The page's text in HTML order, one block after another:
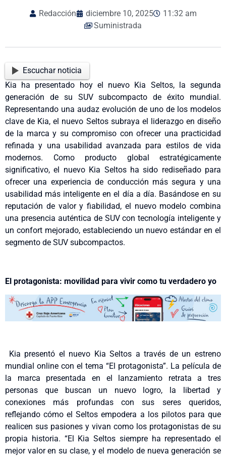
Redacción diciembre 10, 2025
11:32 am
Suministrada
Escuchar noticia
Kia ha presentado hoy el nuevo Kia Seltos, la segunda
generación de su SUV subcompacto de éxito mundial.
Representando una audaz evolución de uno de los modelos
clave de Kia, el nuevo Seltos subraya el liderazgo en diseño
de la marca y su compromiso con ofrecer una practicidad
refinada y una usabilidad avanzada para estilos de vida
modernos. Como producto global estratégicamente
significativo, el nuevo Kia Seltos ha sido rediseñado para
ofrecer una experiencia de conducción más segura y una
usabilidad más inteligente en el día a día. Basándose en su
reputación de valor y fiabilidad, el nuevo modelo combina
una presencia auténtica de SUV con tecnología inteligente y
un confort mejorado, estableciendo un nuevo estándar en el
segmento de SUV subcompactos.
El protagonista: movilidad para vivir como tu verdadero yo
Kia presentó el nuevo Kia Seltos a través de un estreno
mundial online con el tema “El protagonista”. La película de
la marca presentada en el lanzamiento retrata a tres
personas que buscan un nuevo logro, la libertad y
conexiones más profundas con sus seres queridos,
reflejando cómo el Seltos empodera a los pilotos para que
realicen sus pasiones y vivan como los protagonistas de su
propia historia. “El Kia Seltos siempre ha representado el
mejor valor en su clase, y el modelo de nueva generación se